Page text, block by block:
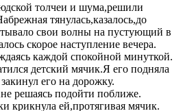
толчеи и шума,решили
тянулась,казалось,до
свои волны на пустующий в
скорое наступление вечера.
каждой спокойной минуткой.
детский мячик.Я его подняла
его на дорожку.
решаясь подойти поближе.
крикнула ей,протягивая мячик.